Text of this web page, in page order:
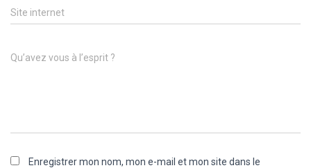
Site internet
Qu’avez vous à l’esprit ?
Enregistrer mon nom, mon e-mail et mon site dans le